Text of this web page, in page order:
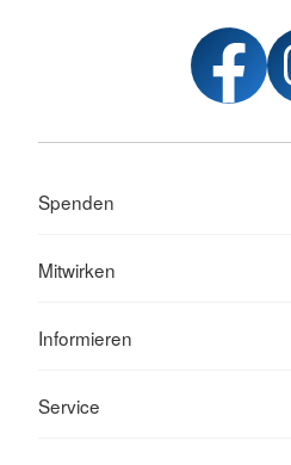
Spenden
Mitwirken
Informieren
Service